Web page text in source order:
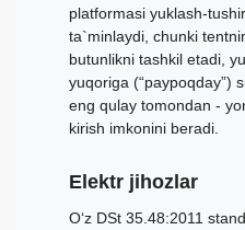
platformasi yuklash-
ta`minlaydi, chunki
butunlikni tashkil etadi,
yuqoriga (“paypoqday”)
eng qulay tomondan -
kirish imkonini beradi.
Elektr jihozlar
O‘z DSt 35.48:2011